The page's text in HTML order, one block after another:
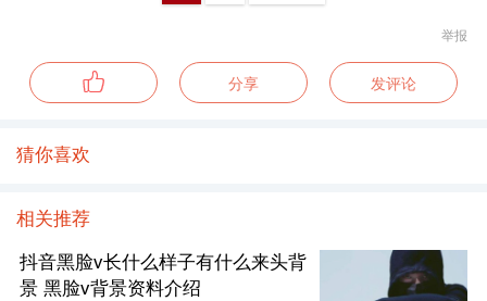
举报
分享 发评论
猜你喜欢
相关推荐
抖音黑脸v长什么样子有什么来头背
景 黑脸v背景资料介绍